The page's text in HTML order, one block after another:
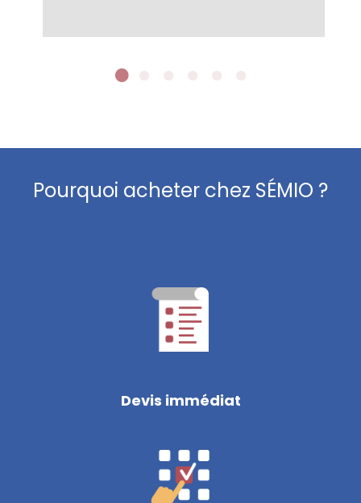
Pourquoi acheter chez SÉMIO ?
Devis immédiat